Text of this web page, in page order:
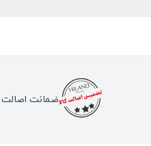
ضمانت اصالت